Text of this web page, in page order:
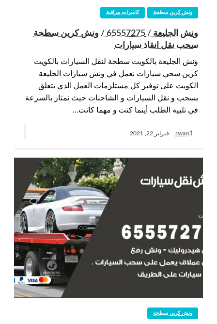
كاميرات مراقبة ونش كرين سطحة
ونش الجليعة / 65557275 / ونش كرين سطحة
سحب نقل انقاذ سيارات
ونش الجليعة بالكويت سطحة لنقل السيارات بالكويت
كرين سحي سيارات نعمل في ونش سيارات الجليعة
الكويت على توفير كل مستلزمات العمل الذي يتعلق
بسحب و نقل السيارات و الشاحنات حيث نمتاز بالسرعة
في تلبية الطلب أينما كنت و مهما كانت…
rwan1 فبراير 22, 2021
ونش كرين سطحة